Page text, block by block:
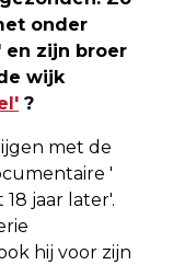
onder
en zijn broer
wijk
?
met de
'
jaar later'.
hij voor zijn